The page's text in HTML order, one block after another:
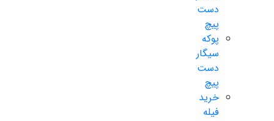
دست
پیچ
پوکه
سیگار
دست
پیچ
خرید
فیله